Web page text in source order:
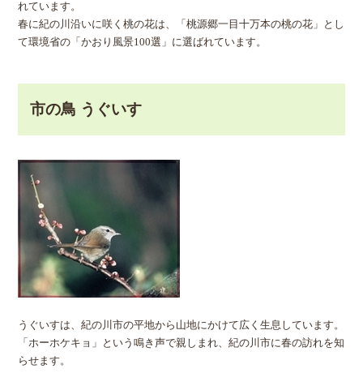
れています。
春に紀の川沿いに咲く桃の花は、「桃源郷一目十万本の桃の花」とし
て環境省の「かおり風景100選」に選ばれています。
市の鳥 うぐいす
うぐいすは、紀の川市の平地から山地にかけて広く生息しています。
「ホーホケキョ」という鳴き声で親しまれ、紀の川市に春の訪れを知
らせます。